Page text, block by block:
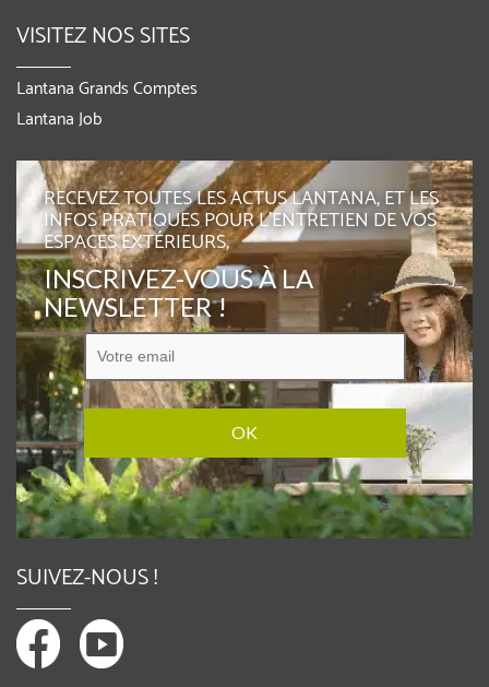
VISITEZ NOS SITES
Lantana Grands Comptes
Lantana Job
RECEVEZ TOUTES LES ACTUS LANTANA, ET LES
INFOS PRATIQUES POUR L'ENTRETIEN DE VOS
ESPACES EXTÉRIEURS,
INSCRIVEZ-VOUS À LA
NEWSLETTER !
SUIVEZ-NOUS !